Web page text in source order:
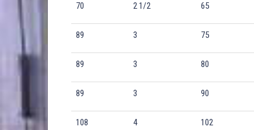
70 2 1/2 65
89 3 75
89 3 80
89 3 90
108 4 102